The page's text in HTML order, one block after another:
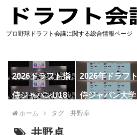
プロ野球ドラフト会議に関する総合情報ページ
2026ドラフト指
名予想
2026年ドラフト
候補
侍ジャパンU18
代表
侍ジャパン大学
代表
ホーム タグ : 井野卓